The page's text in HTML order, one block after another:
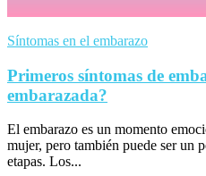
Síntomas en el embarazo
Primeros síntomas de
embarazada?
El embarazo es un momento
mujer, pero también puede ser un
etapas. Los...